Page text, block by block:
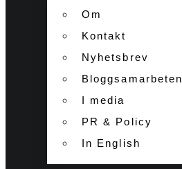
Om
Kontakt
Nyhetsbrev
Bloggsamarbeten
I media
PR & Policy
In English